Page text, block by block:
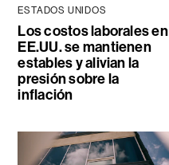
ESTADOS UNIDOS
Los costos laborales en
EE.UU. se mantienen
estables y alivian la
presión sobre la
inflación